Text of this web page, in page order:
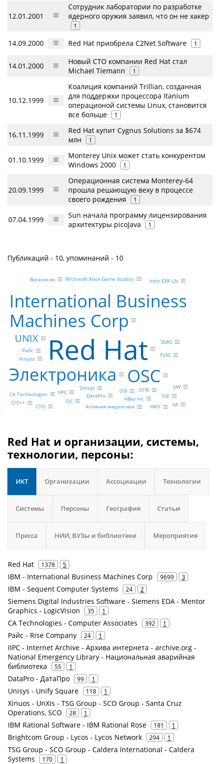
12.01.2001
Сотрудник лаборатории по разработке
ядерного оружия заявил, что он не хакер
1
14.09.2000 Red Hat приобрела C2Net Software 1
14.01.2000
Новый CTO компании Red Hat стал
Michael Tiemann
1
10.12.1999
Коалиция компаний Trillian, созданная
для поддержки процессора Itanium
операционой системы Linux, становится
все больше
1
16.11.1999
Red Hat купит Cygnus Solutions за $674
млн
1
01.10.1999
Monterey Unix может стать конкурентом
Windows 2000
1
20.09.1999
Операционная система Monterey-64
прошла решающую веху в процессе
своего рождения
1
07.04.1999
Sun начала программу лицензирования
архитектуры picoJava
1
Публикаций - 10, упоминаний - 10
Red Hat
International Business
Machines Corp
Электроника OSC
UNIX
CA Technologies
Райс
IIPC DataPro
Unisys
Xinuos
eBay Inc
OSI
FSF
FLAC
SGRC
ОС
Infor ERP LN
C/C++
Microsoft Xbox Game Studios
Висконсин
Атомная энергетика
CTO
ОПК
НКО AP
UW
Red Hat и организации, системы,
технологии, персоны:
ИКТ Организации Ассоциации Технологии
Системы Персоны География Статьи
Пресса НИИ, ВУЗы и библиотеки Мероприятия
Red Hat 1378 5
IBM - International Business Machines Corp 9699 3
IBM - Sequent Computer Systems 24 2
Siemens Digital Industries Software - Siemens EDA - Mentor
Graphics - LogicVision
35 1
CA Technologies - Computer Associates 392 1
Райс - Rise Company 24 1
IIPC - Internet Archive - Архива интернета - archive.org -
National Emergency Library - Национальная аварийная
библиотека
55 1
DataPro - ДатаПро 99 1
Unisys - Unify Square 118 1
Xinuos - UnXis - TSG Group - SCO Group - Santa Cruz
Operations, SCO
28 1
IBM Rational Software - IBM Rational Rose 181 1
Brightcom Group - Lycos - Lycos Network 294 1
TSG Group - SCO Group - Caldera International - Caldera
Systems
170 1